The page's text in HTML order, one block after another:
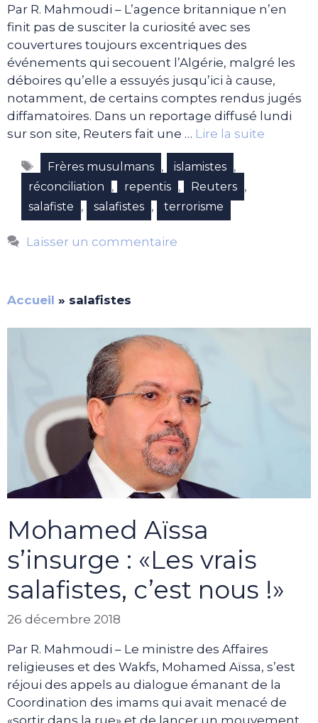
Par R. Mahmoudi – L’agence britannique n’en
finit pas de susciter la curiosité avec ses
couvertures toujours excentriques des
événements qui secouent l’Algérie, malgré les
déboires qu’elle a essuyés jusqu’ici à cause,
notamment, de certains comptes rendus jugés
diffamatoires. Dans un reportage diffusé lundi
sur son site, Reuters fait une … Lire la suite
Étiquettes
Frères musulmans , islamistes ,
réconciliation , repentis , Reuters ,
salafiste , salafistes , terrorisme
Laisser un commentaire
Accueil » salafistes
Mohamed Aïssa
s’insurge : «Les vrais
salafistes, c’est nous !»
26 décembre 2018
Par R. Mahmoudi – Le ministre des Affaires
religieuses et des Wakfs, Mohamed Aïssa, s’est
réjoui des appels au dialogue émanant de la
Coordination des imams qui avait menacé de